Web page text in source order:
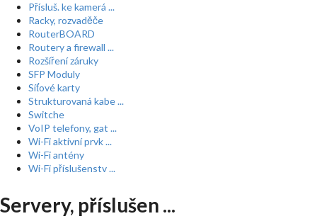
Přísluš. ke kamerá ...
Racky, rozvaděče
RouterBOARD
Routery a firewall ...
Rozšíření záruky
SFP Moduly
Síťové karty
Strukturovaná kabe ...
Switche
VoIP telefony, gat ...
Wi-Fi aktivní prvk ...
Wi-Fi antény
Wi-Fi příslušenstv ...
Servery, příslušen ...